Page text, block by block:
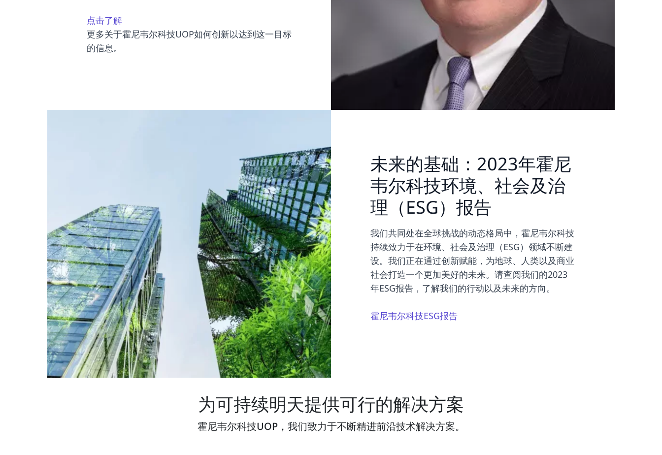
点击了解
更多关于霍尼韦尔科技UOP如何创新以达到这一目标
的信息。
未来的基础：2023年霍尼
韦尔科技环境、社会及治
理（ESG）报告
我们共同处在全球挑战的动态格局中，霍尼韦尔科技
持续致力于在环境、社会及治理（ESG）领域不断建
设。我们正在通过创新赋能，为地球、人类以及商业
社会打造一个更加美好的未来。请查阅我们的2023
年ESG报告，了解我们的行动以及未来的方向。
霍尼韦尔科技ESG报告
为可持续明天提供可行的解决方案
霍尼韦尔科技UOP，我们致力于不断精进前沿技术解决方案。